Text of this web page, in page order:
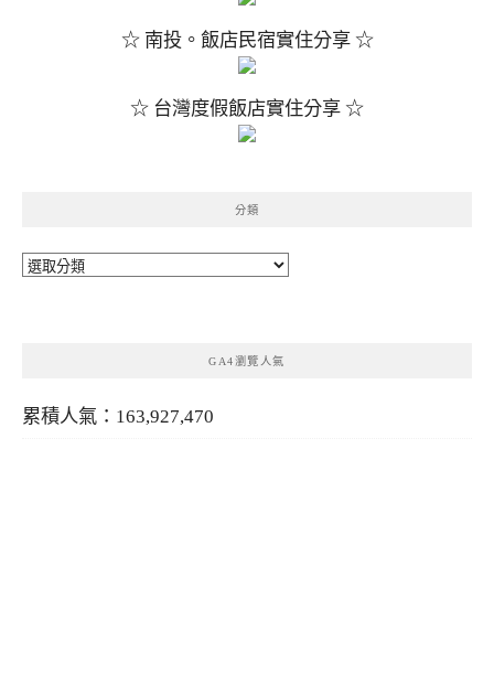
☆ 南投。飯店民宿實住分享 ☆
☆ 台灣度假飯店實住分享 ☆
分類
分
GA4瀏覽人氣
累積人氣：163,927,470